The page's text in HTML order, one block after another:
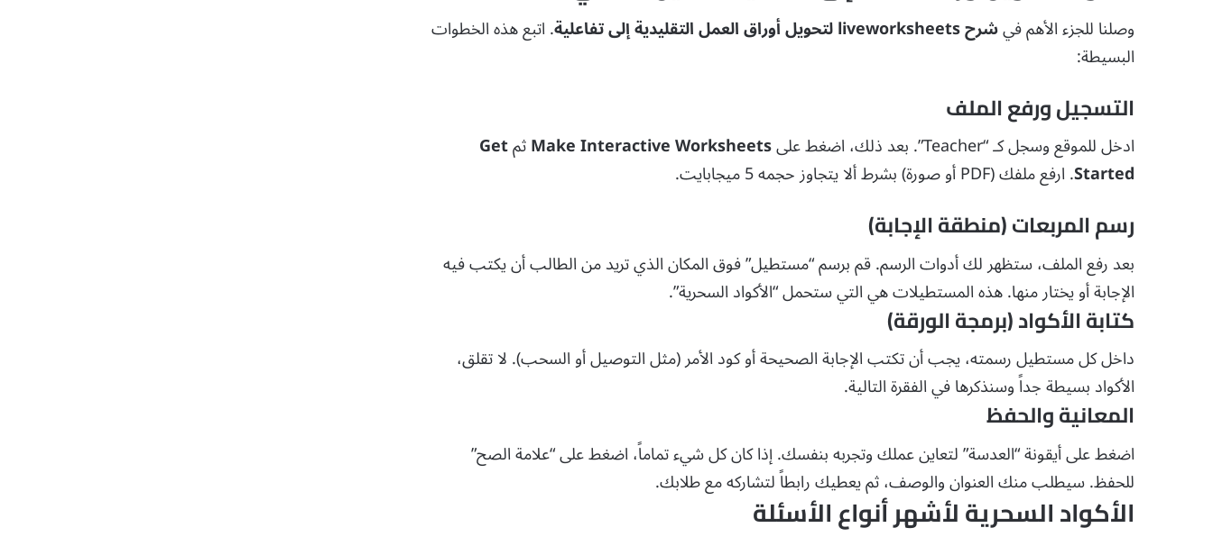
وصلنا للجزء الأهم فيشرح liveworksheets لتحويل أوراق العمل التقليدية إلى تفاعلية
. اتبع هذه الخطوات
البسيطة:
التسجيل ورفع الملف
ادخل للموقع وسجل كـ “Teacher”. بعد ذلك، اضغط على Make Interactive WorksheetsثمGet
Started. ارفع ملفك (PDF أو صورة) بشرط ألا يتجاوز حجمه 5 ميجابايت.
رسم المربعات (منطقة الإجابة)
بعد رفع الملف، ستظهر لك أدوات الرسم. قم برسم “مستطيل” فوق المكان الذي تريد من الطالب أن يكتب فيه
الإجابة أو يختار منها. هذه المستطيلات هي التي ستحمل “الأكواد السحرية”.
كتابة الأكواد (برمجة الورقة)
داخل كل مستطيل رسمته، يجب أن تكتب الإجابة الصحيحة أو كود الأمر (مثل التوصيل أو السحب). لا تقلق،
الأكواد بسيطة جداً وسنذكرها في الفقرة التالية.
المعانية والحفظ
اضغط على أيقونة “العدسة” لتعاين عملك وتجربه بنفسك. إذا كان كل شيء تماماً، اضغط على “علامة الصح”
للحفظ. سيطلب منك العنوان والوصف، ثم يعطيك رابطاً لتشاركه مع طلابك.
الأكواد السحرية لأشهر أنواع الأسئلة